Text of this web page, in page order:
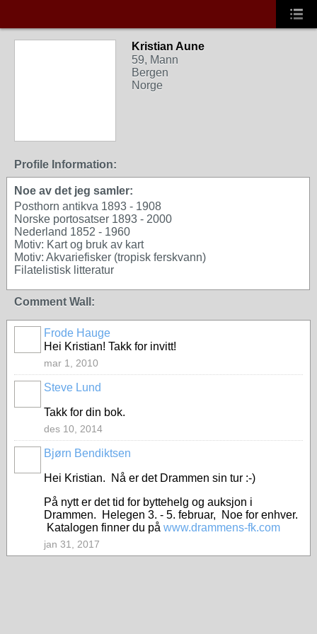
Kristian Aune
59, Mann
Bergen
Norge
Profile Information:
Noe av det jeg samler:
Posthorn antikva 1893 - 1908
Norske portosatser 1893 - 2000
Nederland 1852 - 1960
Motiv: Kart og bruk av kart
Motiv: Akvariefisker (tropisk ferskvann)
Filatelistisk litteratur
Comment Wall:
Frode Hauge
Hei Kristian! Takk for invitt!
mar 1, 2010
Steve Lund
Takk for din bok.
des 10, 2014
Bjørn Bendiktsen
Hei Kristian. Nå er det Drammen sin tur :-)
På nytt er det tid for byttehelg og auksjon i
Drammen. Helegen 3. - 5. februar, Noe for enhver.
Katalogen finner du på www.drammens-fk.com
jan 31, 2017